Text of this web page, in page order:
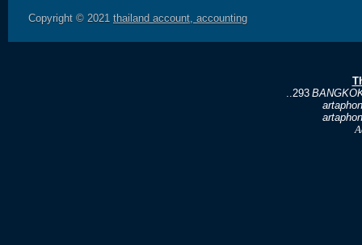
Copyright © 2021 thailand account, accounting
..293